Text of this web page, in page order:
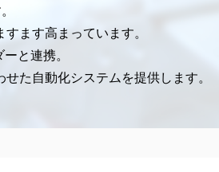
ます高まっています。
と連携。
た自動化システムを提供します。